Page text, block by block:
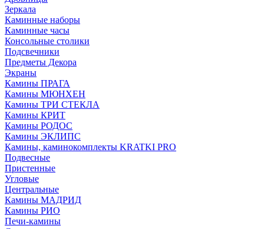
Зеркала
Каминные наборы
Каминные часы
Консольные столики
Подсвечники
Предметы Декора
Экраны
Камины ПРАГА
Камины МЮНХЕН
Камины ТРИ СТЕКЛА
Камины КРИТ
Камины РОДОС
Камины ЭКЛИПС
Камины, каминокомплекты KRATKI PRO
Подвесные
Пристенные
Угловые
Центральные
Камины МАДРИД
Камины РИО
Печи-камины